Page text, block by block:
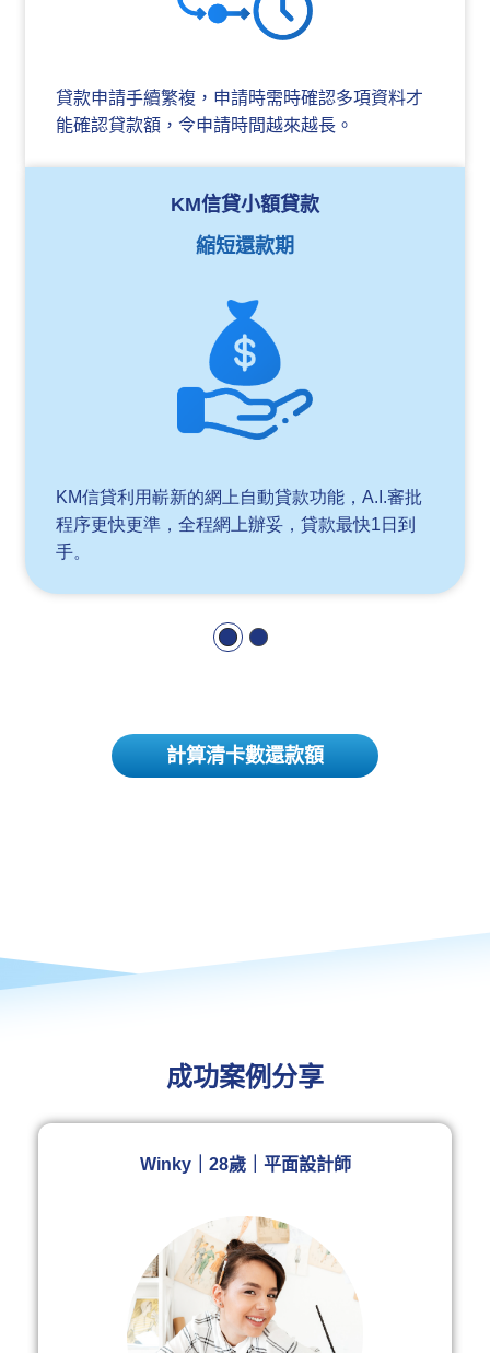
貸款申請手續繁複，申請時需時確認多項資料才
能確認貸款額，令申請時間越來越長。
KM信貸小額貸款
縮短還款期
KM信貸利用嶄新的網上自動貸款功能，A.I.審批
程序更快更準，全程網上辦妥，貸款最快1日到
手。
計算清卡數還款額
成功案例分享
Winky｜28歲｜平面設計師​